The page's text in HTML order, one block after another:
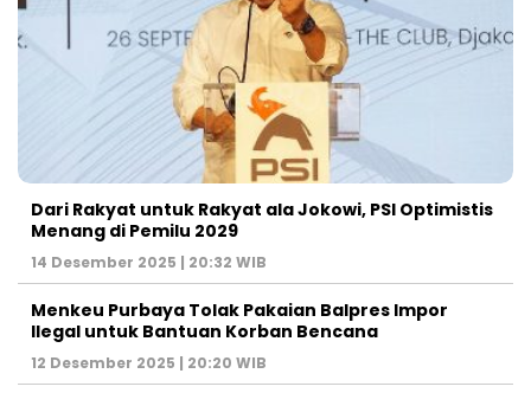
Dari Rakyat untuk Rakyat ala Jokowi, PSI Optimistis
Menang di Pemilu 2029
14 Desember 2025 | 20:32 WIB
Menkeu Purbaya Tolak Pakaian Balpres Impor
Ilegal untuk Bantuan Korban Bencana
12 Desember 2025 | 20:20 WIB